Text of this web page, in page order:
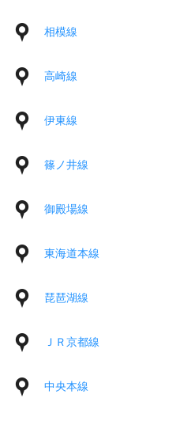
相模線
高崎線
伊東線
篠ノ井線
御殿場線
東海道本線
琵琶湖線
ＪＲ京都線
中央本線